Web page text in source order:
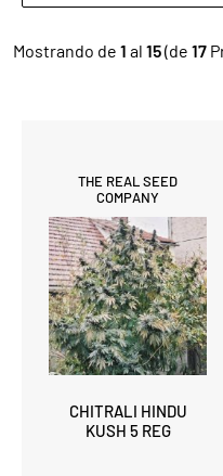
Mostrando de 1 al 15(de 17
THE REAL SEED
COMPANY
CHITRALI HINDU
KUSH 5 REG